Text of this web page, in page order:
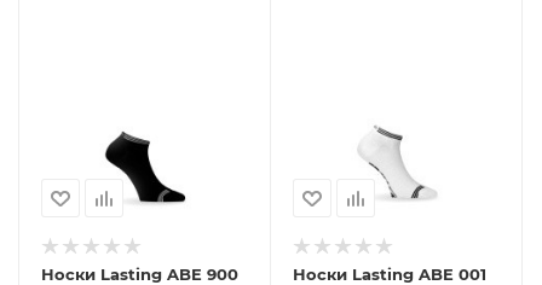
Носки Lasting ABE 900
Носки Lasting ABE 001